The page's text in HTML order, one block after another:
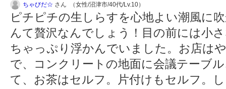
ちゃびだ☆ さん （女性/沼津市/40代/Lv.10）
ピチピチの生しらすを心地よい潮風に
んて贅沢なんでしょう！目の前には小
ちゃっぷり浮かんでいました。お店は
で、コンクリートの地面に会議テーブ
て、お茶はセルフ。片付けもセルフ。